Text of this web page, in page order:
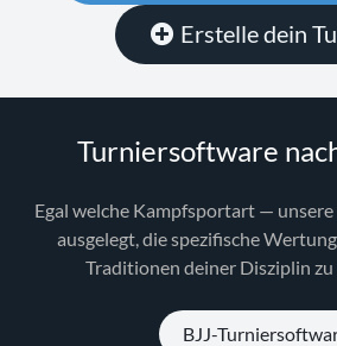
Erstelle dein
Turniersoftware
Egal welche Kampfsportart —
ausgelegt, die spezifische
Traditionen deiner Disziplin
BJJ-